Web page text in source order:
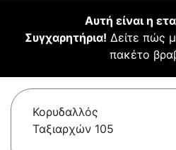
Αυτή είναι η
Συγχαρητήρια! Δείτε πώς
πακέτο
Κορυδαλλός
Ταξιαρχών 105